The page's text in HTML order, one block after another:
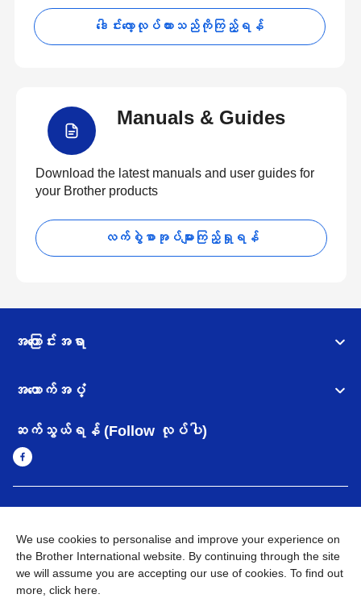
ဒေါင်းလော့လုပ်ထားသည်ကိုကြည့်ရန်
Manuals & Guides
Download the latest manuals and user guides for
your Brother products
လက်စွဲစာအုပ်များကြည့်ရှုရန်
အကြောင်းအရာ
အထောက်အပံ့
ဆက်သွယ်ရန် (Follow လုပ်ပါ)
အချက်အလက်မူဝါဒ အသုံးပြုမူဝါဒ
သုံးစွဲရန် ဝက်ဆိုဒ်အညွှန်း
Brother Global ဝက်ဆိုဒ်သို့သွားရန်
We use cookies to personalise and improve your experience on
the Brother International website. By continuing through the site
we will assume you are accepting our use of cookies. To find out
more, click here